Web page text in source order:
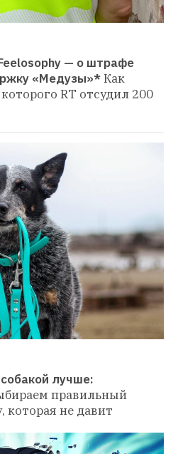
— о штрафе
«Медузы»*Как
RT отсудил 200
лучше:
правильный
не давит